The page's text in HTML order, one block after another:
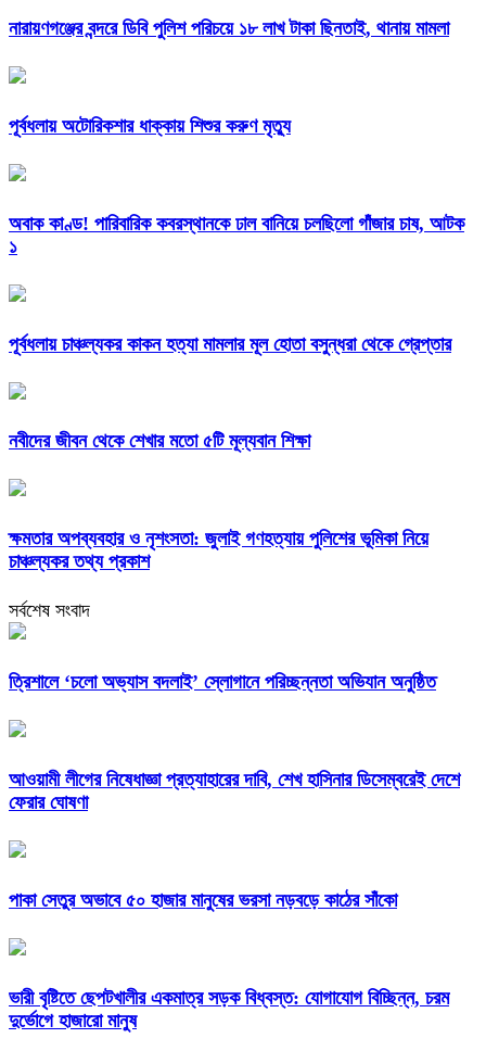
নারায়ণগঞ্জের বন্দরে ডিবি পুলিশ পরিচয়ে ১৮ লাখ টাকা ছিনতাই, থানায় মামলা
পূর্বধলায় অটোরিকশার ধাক্কায় শিশুর করুণ মৃত্যু
অবাক কাণ্ড! পারিবারিক কবরস্থানকে ঢাল বানিয়ে চলছিলো গাঁজার চাষ, আটক
১
পূর্বধলায় চাঞ্চল্যকর কাকন হত্যা মামলার মূল হোতা বসুন্ধরা থেকে গ্রেপ্তার
নবীদের জীবন থেকে শেখার মতো ৫টি মূল্যবান শিক্ষা
ক্ষমতার অপব্যবহার ও নৃশংসতা: জুলাই গণহত্যায় পুলিশের ভূমিকা নিয়ে
চাঞ্চল্যকর তথ্য প্রকাশ
সর্বশেষ সংবাদ
‎ত্রিশালে ‘চলো অভ্যাস বদলাই’ স্লোগানে পরিচ্ছন্নতা অভিযান অনুষ্ঠিত
আওয়ামী লীগের নিষেধাজ্ঞা প্রত্যাহারের দাবি, শেখ হাসিনার ডিসেম্বরেই দেশে
ফেরার ঘোষণা
পাকা সেতুর অভাবে ৫০ হাজার মানুষের ভরসা নড়বড়ে কাঠের সাঁকো
ভারী বৃষ্টিতে ছেপটখালীর একমাত্র সড়ক বিধ্বস্ত: যোগাযোগ বিচ্ছিন্ন, চরম
দুর্ভোগে হাজারো মানুষ